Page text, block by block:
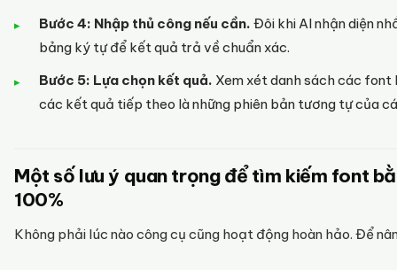
Bước 4: Nhập thủ công nếu cần. Đôi khi AI nhận diện
bảng ký tự để kết quả trả về chuẩn xác.
Bước 5: Lựa chọn kết quả. Xem xét danh sách các
các kết quả tiếp theo là những phiên bản tương tự của
Một số lưu ý quan trọng để tìm kiếm font
100%
Không phải lúc nào công cụ cũng hoạt động hoàn hảo. Để